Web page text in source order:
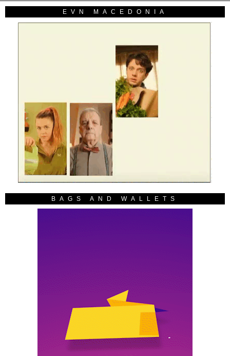
EVN MACEDONIA
BAGS AND WALLETS